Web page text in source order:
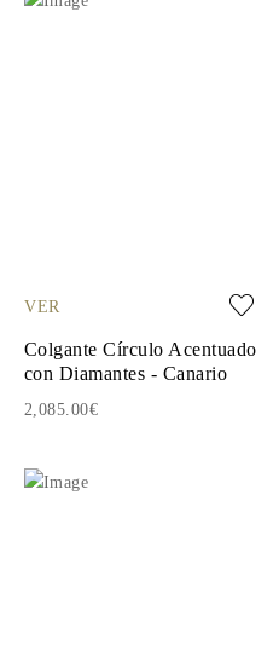
VER
Colgante Círculo Acentuado
con Diamantes - Canario
2,085.00€